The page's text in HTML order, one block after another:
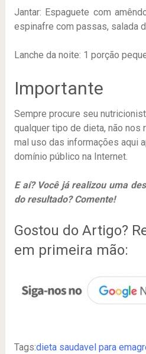
Jantar: Espaguete com
espinafre com passas, salada
Lanche da noite: 1 porção
Importante
Sempre procure seu
qualquer tipo de dieta, não
mal uso das informações aqui
domínio público na Internet.
E aí? Você já realizou uma
do resultado? Comente!
Gostou do Artigo?
em primeira mão:
Tags:dieta saudavel para